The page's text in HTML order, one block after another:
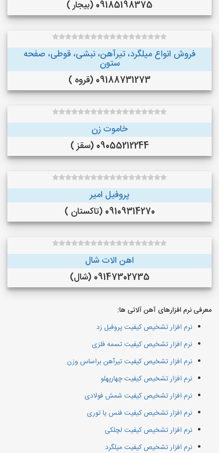
09185198375 (بیجار )
فروش انواع میلگرد، تیرآهن، نبشی، قوطی، صفحه
ستون
09188731273 (قروه )
خاموت زن
09055212244 (سقز )
پروفیل امیر
09109314270 (تاکستان )
اهن الات شال
09147302735 (شال)
معرفی نرم افزارهای آهن آلاتی ها:
نرم افزار تشخیص کیفیت پروفیل زد
نرم افزار تشخیص کیفیت تسمه فلزی
نرم افزار تشخیص کیفیت تیرآهن براساس وزن
نرم افزار تشخیص کیفیت چهارپهلو
نرم افزار تشخیص کیفیت شمش فولادی
نرم افزار تشخیص کیفیت فنس یا توری
نرم افزار تشخیص کیفیت لچلکی
نرم افزار تشخیص کیفیت میلگرد